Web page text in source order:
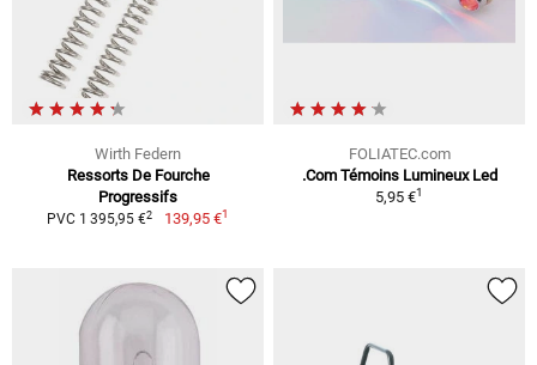
Wirth Federn
Ressorts De Fourche
Progressifs
PVC 1 395,95 €2 139,95 €1
FOLIATEC.com
.Com Témoins Lumineux Led
5,95 €1